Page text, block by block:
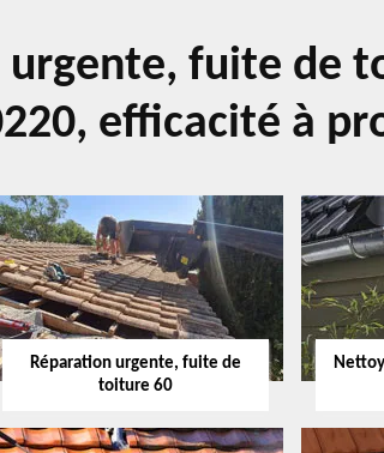
urgente, fuite de
efficacité à
Réparation urgente, fuite de
toiture 60